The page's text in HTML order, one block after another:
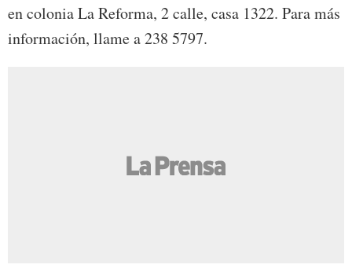
en colonia La Reforma, 2 calle, casa 1322. Para más
información, llame a 238 5797.